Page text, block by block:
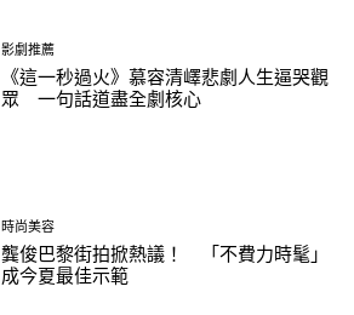
影劇推薦
《這一秒過火》慕容清嶧悲劇人生逼哭觀
眾 一句話道盡全劇核心
時尚美容
龔俊巴黎街拍掀熱議！ 「不費力時髦」
成今夏最佳示範